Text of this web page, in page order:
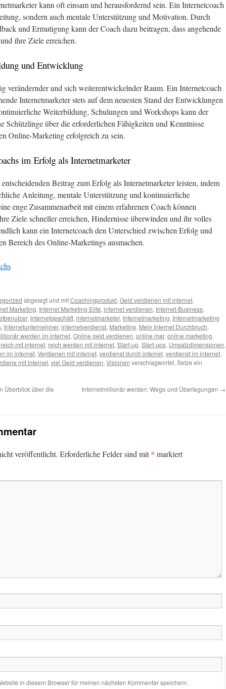
kann oft einsam und herausfordernd sein. Ein Internetcoach
sondern auch mentale Unterstützung und Motivation. Durch
und Ermutigung kann der Coach dazu beitragen, dass angehende
ihre Ziele erreichen.
und Entwicklung
verändernder und sich weiterentwickelnder Raum. Ein Internetcoach
Internetmarketer stets auf dem neuesten Stand der Entwicklungen
Weiterbildung, Schulungen und Workshops kann der
Schützlinge über die erforderlichen Fähigkeiten und Kenntnisse
Online-Marketing erfolgreich zu sein.
im Erfolg als Internetmarketer
Beitrag zum Erfolg als Internetmarketer leisten, indem
Anleitung, mentale Unterstützung und kontinuierliche
enge Zusammenarbeit mit einem erfahrenen Coach können
Ziele schneller erreichen, Hindernisse überwinden und ihr volles
kann ein Internetcoach den Unterschied zwischen Erfolg und
Bereich des Online-Marketings ausmachen.
abgelegt und mitCoachingprodukt, Geld verdienen mit internet,
Marketing, Internet Marketing Elite, internet verdienen, Internet-Business,
, Internetgeschäft, internetmarketer, Internetmarketing, Internetmarketing
, Internetunternehmer, internetverdienst, Marketing, Mein Internet Durchbruch,
werden im internet, Online geld verdienen, online mar, online marketing,
reich mit internet, reich werden mit internet, Start-up, Start-ups, Umsatzdimensionen,
im internet, Verdienen mit internet, verdienst durch internet, verdienst im internet,
mit internet, viel Geld verdienen, Visionen verschlagwortet. Setze ein
Überblick über die
Internetmillionär werden: Wege und Überlegungen →
veröffentlicht. Erforderliche Felder sind mit* markiert
in diesem Browser für meinen nächsten Kommentar speichern.